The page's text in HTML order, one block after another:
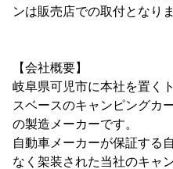
ンは販売店での取付となりま
【会社概要】
岐阜県可児市に本社を置く
スベースのキャンピングカ
の製造メーカーです。
自動車メーカーが保証する
なく架装された当社のキャ